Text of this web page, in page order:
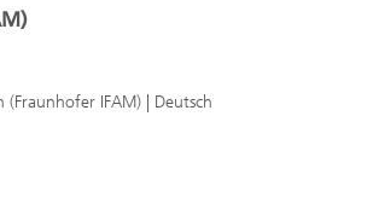
(Fraunhofer IFAM) | Deutsch